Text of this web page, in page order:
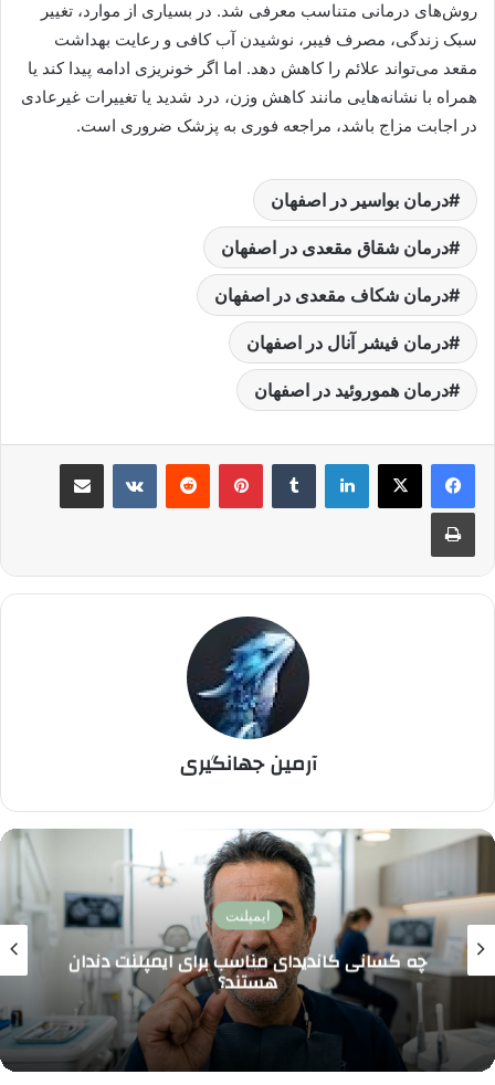
روش‌های درمانی متناسب معرفی شد. در بسیاری از موارد، تغییر
سبک زندگی، مصرف فیبر، نوشیدن آب کافی و رعایت بهداشت
مقعد می‌تواند علائم را کاهش دهد. اما اگر خونریزی ادامه پیدا کند یا
همراه با نشانه‌هایی مانند کاهش وزن، درد شدید یا تغییرات غیرعادی
در اجابت مزاج باشد، مراجعه فوری به پزشک ضروری است.
درمان بواسیر در اصفهان
درمان شقاق مقعدی در اصفهان
درمان شکاف مقعدی در اصفهان
درمان فیشر آنال در اصفهان
درمان هموروئید در اصفهان
لینکدین ‫تامبلر پینترست‫رددیت ‫VKontakteاشتراک گذاری از طریق ایمیل
چاپ
آرمین جهانگیری
اخبار پزشکی و سلامت
متن کوتاه در مورد دندانپزشکی + [10 نمونه پیام
آماده برای تبلیغ]